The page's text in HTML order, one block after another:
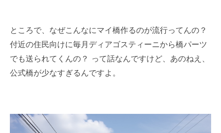
ところで、なぜこんなにマイ橋作るのが流行ってんの？
付近の住民向けに毎月ディアゴスティーニから橋パーツ
でも送られてくんの？ って話なんですけど、あのねえ、
公式橋が少なすぎるんですよ。